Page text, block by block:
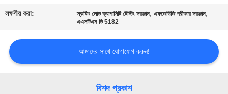
খবর
মামলা
লক্ষণীয় করা: স্কফিং লোড ক্যাপাসিটি টেস্টিং সরঞ্জাম,এফজেডিজি পরীক্ষার সরঞ্জাম,
এএসটিএম ডি 5182
আমাদের সাথে যোগাযোগ করুন!
বিশদ প্রকাশ